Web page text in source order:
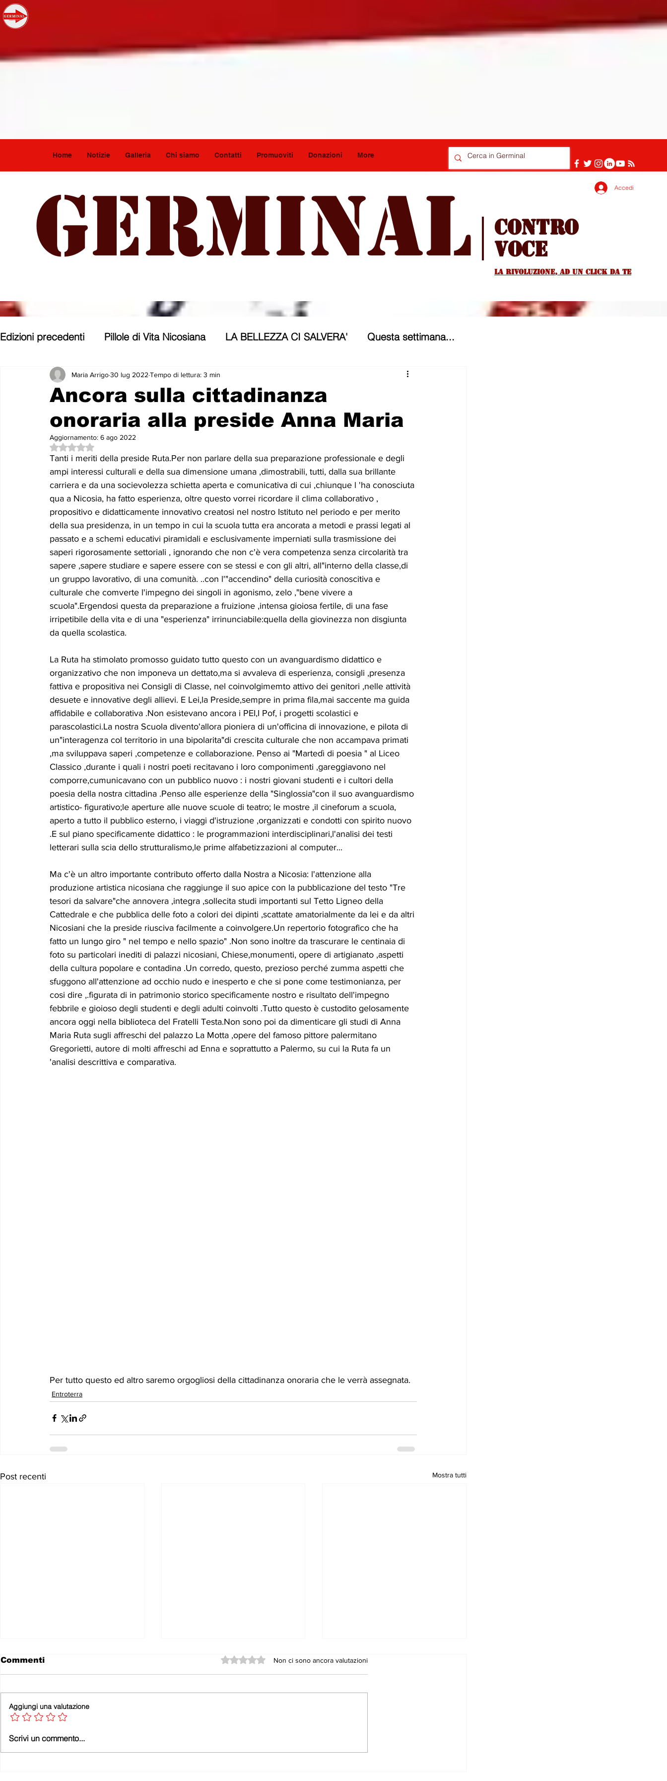
Home Notizie Galleria Chi siamo Contatti Promuoviti Donazioni More
Germinal Accedi
Contro
voce
La rivoluzione, ad un Click da te
Edizioni precedenti Pillole di Vita Nicosiana LA BELLEZZA CI SALVERA' Questa settimana...
Parole, pensieri, opere e opinioni Entroterra
Con gli occhi di uno Zoomer Politica nostrana Politica forestiera Sport Annunci
Le memorie di donna Prizzita. Un ro MUSICA UP RUBRICA: LA NOSTRA
LEONFORTE 2040 ATTUALITA' Curiosità VIGNETTE
Ancora sulla cittadinanza
onoraria alla preside Anna Maria
Maria Arrigo30 lug 2022 Tempo di lettura: 3 min
Aggiornamento: 6 ago 2022
Valutazione NaN stelle su 5.
Tanti i meriti della preside Ruta.Per non parlare della sua preparazione professionale e degli
ampi interessi culturali e della sua dimensione umana ,dimostrabili, tutti, dalla sua brillante
carriera e da una socievolezza schietta aperta e comunicativa di cui ,chiunque l 'ha conosciuta
qua a Nicosia, ha fatto esperienza, oltre questo vorrei ricordare il clima collaborativo ,
propositivo e didatticamente innovativo creatosi nel nostro Istituto nel periodo e per merito
della sua presidenza, in un tempo in cui la scuola tutta era ancorata a metodi e prassi legati al
passato e a schemi educativi piramidali e esclusivamente imperniati sulla trasmissione dei
saperi rigorosamente settoriali , ignorando che non c'è vera competenza senza circolarità tra
sapere ,sapere studiare e sapere essere con se stessi e con gli altri, all"interno della classe,di
un gruppo lavorativo, di una comunità. ..con l'"accendino" della curiosità conoscitiva e
culturale che comverte l'impegno dei singoli in agonismo, zelo ,"bene vivere a
scuola".Ergendosi questa da preparazione a fruizione ,intensa gioiosa fertile, di una fase
irripetibile della vita e di una "esperienza" irrinunciabile:quella della giovinezza non disgiunta
da quella scolastica.
La Ruta ha stimolato promosso guidato tutto questo con un avanguardismo didattico e
organizzativo che non imponeva un dettato,ma si avvaleva di esperienza, consigli ,presenza
fattiva e propositiva nei Consigli di Classe, nel coinvolgimemto attivo dei genitori ,nelle attività
desuete e innovative degli allievi. E Lei,la Preside,sempre in prima fila,mai saccente ma guida
affidabile e collaborativa .Non esistevano ancora i PEI,I Pof, i progetti scolastici e
parascolastici.La nostra Scuola divento'allora pioniera di un'officina di innovazione, e pilota di
un"interagenza col territorio in una bipolarita"di crescita culturale che non accampava primati
,ma sviluppava saperi ,competenze e collaborazione. Penso ai "Martedì di poesia " al Liceo
Classico ,durante i quali i nostri poeti recitavano i loro componimenti ,gareggiavono nel
comporre,cumunicavano con un pubblico nuovo : i nostri giovani studenti e i cultori della
poesia della nostra cittadina .Penso alle esperienze della "Singlossia"con il suo avanguardismo
artistico- figurativo;le aperture alle nuove scuole di teatro; le mostre ,il cineforum a scuola,
aperto a tutto il pubblico esterno, i viaggi d'istruzione ,organizzati e condotti con spirito nuovo
.E sul piano specificamente didattico : le programmazioni interdisciplinari,l'analisi dei testi
letterari sulla scia dello strutturalismo,le prime alfabetizzazioni al computer...
Ma c'è un altro importante contributo offerto dalla Nostra a Nicosia: l'attenzione alla
produzione artistica nicosiana che raggiunge il suo apice con la pubblicazione del testo "Tre
tesori da salvare"che annovera ,integra ,sollecita studi importanti sul Tetto Ligneo della
Cattedrale e che pubblica delle foto a colori dei dipinti ,scattate amatorialmente da lei e da altri
Nicosiani che la preside riusciva facilmente a coinvolgere.Un repertorio fotografico che ha
fatto un lungo giro " nel tempo e nello spazio" .Non sono inoltre da trascurare le centinaia di
foto su particolari inediti di palazzi nicosiani, Chiese,monumenti, opere di artigianato ,aspetti
della cultura popolare e contadina .Un corredo, questo, prezioso perché zumma aspetti che
sfuggono all'attenzione ad occhio nudo e inesperto e che si pone come testimonianza, per
cosi dire ,.figurata di in patrimonio storico specificamente nostro e risultato dell'impegno
febbrile e gioioso degli studenti e degli adulti coinvolti .Tutto questo è custodito gelosamente
ancora oggi nella biblioteca del Fratelli Testa.Non sono poi da dimenticare gli studi di Anna
Maria Ruta sugli affreschi del palazzo La Motta ,opere del famoso pittore palermitano
Gregorietti, autore di molti affreschi ad Enna e soprattutto a Palermo, su cui la Ruta fa un
'analisi descrittiva e comparativa.
Per tutto questo ed altro saremo orgogliosi della cittadinanza onoraria che le verrà assegnata.
Entroterra
Post recenti Mostra tutti
A FRANCESCO GUCCINI
femminilità e miss
PENNA NON HA
Commenti Valutazione 0 stelle su 5.Non ci sono ancora valutazioni
Aggiungi una valutazione
Scrivi un commento...